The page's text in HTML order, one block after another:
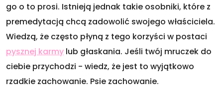
go o to prosi. Istnieją jednak takie osobniki, które z
premedytacją chcą zadowolić swojego właściciela.
Wiedzą, że często płyną z tego korzyści w postaci
pysznej karmy lub głaskania. Jeśli twój mruczek do
ciebie przychodzi - wiedz, że jest to wyjątkowo
rzadkie zachowanie. Psie zachowanie.